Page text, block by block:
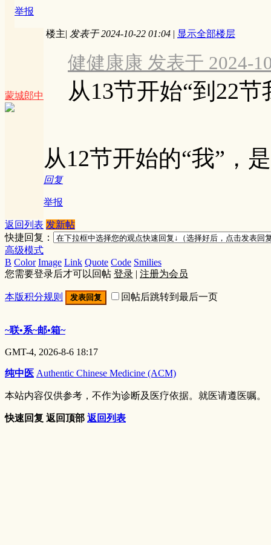
举报
蒙城郎中
楼主| 发表于 2024-10-22 01:04 | 显示全部楼层
健健康康 发表于 2024-
从13节开始“到22
从12节开始的“我”，
回复
举报
返回列表 发新帖
快捷回复：
高级模式
B Color Image Link Quote Code Smilies
您需要登录后才可以回帖 登录 | 注册为会员
本版积分规则 发表回复 回帖后跳转到最后一页
~联•系~邮•箱~
GMT-4, 2026-8-6 18:17
纯中医 Authentic Chinese Medicine (ACM)
本站内容仅供参考，不作为诊断及医疗依据。就医请遵医嘱。
快速回复 返回顶部 返回列表